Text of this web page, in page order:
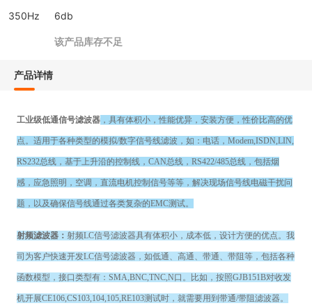
350Hz 6db
该产品库存不足
产品详情
工业级低通信号滤波器 ，具有体积小，性能优异，安装方便，性价比高的优
点。适用于各种类型的模拟/数字信号线滤波，如：电话，Modem,ISDN,LIN,
RS232总线，基于上升沿的控制线，CAN总线，RS422/485总线，包括烟
感，应急照明，空调，直流电机控制信号等等，解决现场信号线电磁干扰问
题，以及确保信号线通过各类复杂的EMC测试。
射频滤波器： 射频LC信号滤波器具有体积小，成本低，设计方便的优点。我
司为客户快速开发LC信号滤波器，如低通、高通、带通、带阻等，包括各种
函数模型，接口类型有：SMA,BNC,TNC,N口。比如，按照GJB151B对收发
机开展CE106,CS103,104,105,RE103测试时，就需要用到带通/带阻滤波器。